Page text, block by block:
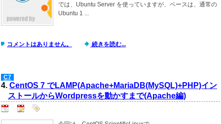
では、Ubuntu Server を使っていますが、ベースは、通常の
Ubuntu 1 ...
コメントはありません。 続きを読む...
C7
4. CentOS 7 でLAMP(Apache+MariaDB(MySQL)+PHP)イン
ストールからWordpressを動かすまで(Apache編)